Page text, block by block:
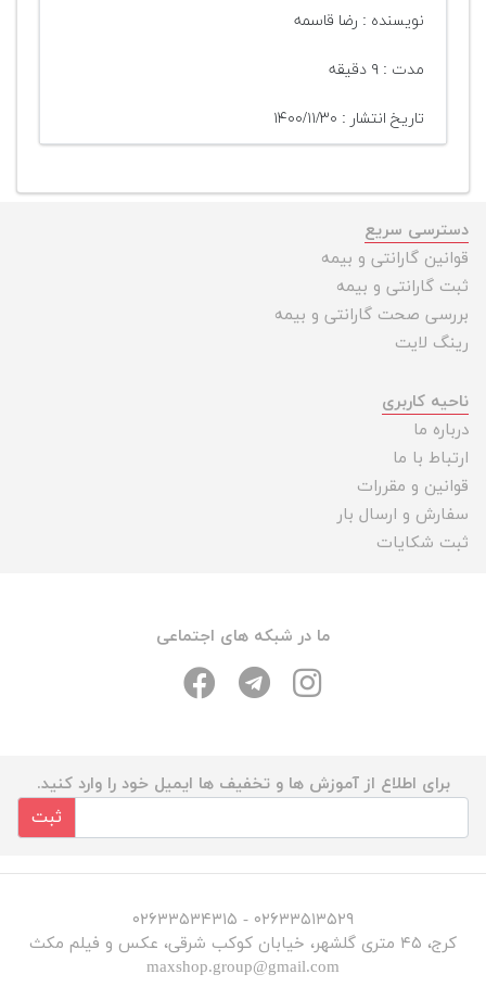
نویسنده : رضا قاسمه
مدت : ۹ دقیقه
تاریخ انتشار : ۱۴۰۰/۱۱/۳۰
دسترسی سریع
قوانین گارانتی و بیمه
ثبت گارانتی و بیمه
بررسی صحت گارانتی و بیمه
رینگ لایت
ناحیه کاربری
درباره ما
ارتباط با ما
قوانین و مقررات
سفارش و ارسال بار
ثبت شکایات
ما در شبکه های اجتماعی
برای اطلاع از آموزش ها و تخفیف ها ایمیل خود را وارد کنید.
ثبت
۰۲۶۳۳۵۱۳۵۲۹ - ۰۲۶۳۳۵۳۴۳۱۵
کرج، ۴۵ متری گلشهر، خیابان کوکب شرقی، عکس و فیلم مکث
maxshop.group@gmail.com